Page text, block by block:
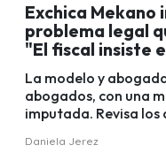
Exchica Mekano
problema legal
"El fiscal insiste
La modelo y
abogados, con una
imputada. Revisa los
Daniela Jerez